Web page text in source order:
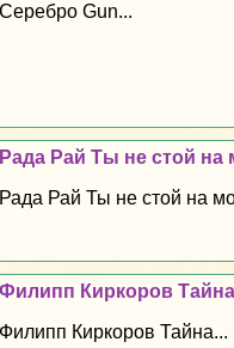
Серебро Gun...
Рада Рай Ты не стой на
Рада Рай Ты не стой на
Филипп Киркоров Тайна
Филипп Киркоров Тайна...